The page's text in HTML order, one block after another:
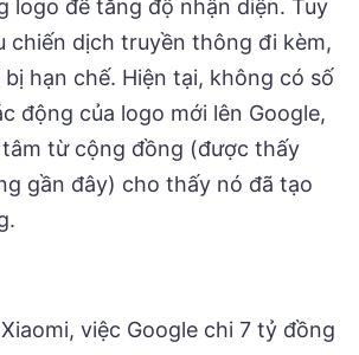
logo để tăng độ nhận diện. Tuy
chiến dịch truyền thông đi kèm,
hạn chế. Hiện tại, không có số
động của logo mới lên Google,
từ cộng đồng (được thấy
gần đây) cho thấy nó đã tạo
việc Google chi 7 tỷ đồng